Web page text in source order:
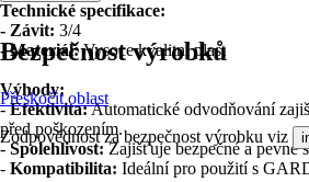
Technické specifikace:
- Závit: 3/4
- Materiál:Vysoce kvalitní plast
Výhody:
-Efektivita:Automatické odvodňování
před poškozením.
-Spolehlivost:Zajišťuje bezpečné a pevné
- Kompatibilita: Ideální pro použití s
Bezpečnost výrobků
Přeskočit oblast
Zodpovědnost za bezpečnost výrobku viz